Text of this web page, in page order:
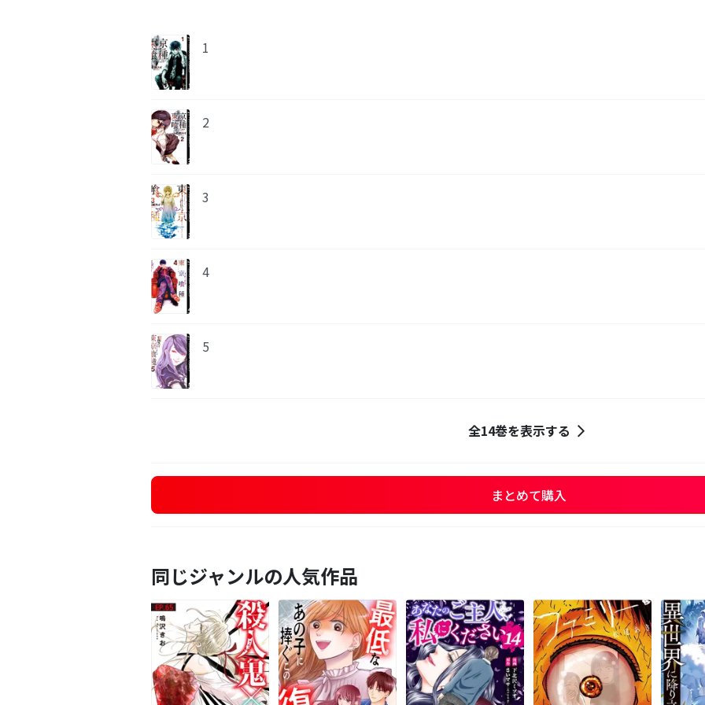
1
2
3
4
5
全14巻を表示する
まとめて購入
同じジャンルの人気作品